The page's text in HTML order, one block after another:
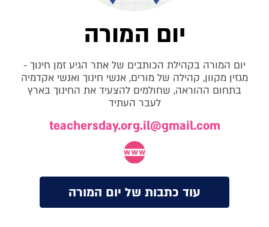
יום המורה
יום המורה בקהילת הכותבים של אתר הגיע זמן חינוך -
מגזין מקוון, קהילה של מורים, אנשי חינוך ואנשי אקדמיה
בתחום ההוראה, שחולמים להצעיד את החינוך בארץ
לעבר העתיד
teachersday.org.il@gmail.com
עוד כתבות של יום המורה